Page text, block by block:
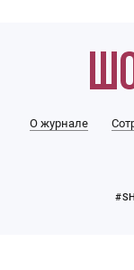
О журнале